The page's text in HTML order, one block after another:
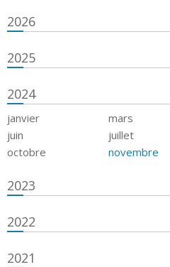
2026
2025
2024
janvier mars
juin
juillet
octobre
novembre
2023
2022
2021